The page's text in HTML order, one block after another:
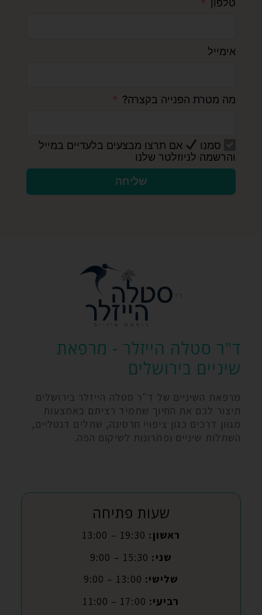
טלפון
אימייל
מה מטרת הפנייה בקצרה?
סמנו
אם תרצו מבצעים בלעדיים במייל
והרשמה לניוזלטר שלנו
שליחה
ד"ר סטלה הייזלר - מרפאת
שיניים בירושלים
מרפאת השיניים של ד"ר סטלה הייזלר בירושלים
תיצור לכם את החיוך שתמיד רציתם באמצעות
מגוון דרכים כגון ציפויי חרסינה, שתלים דנטליים,
השתלות שיניים ופתרונות לשיקום הפה.
שעות פתיחה
ראשון:19:30 – 13:00
שני:15:30 – 9:00
שלישי:13:00 – 9:00
רביעי:17:00 – 11:00